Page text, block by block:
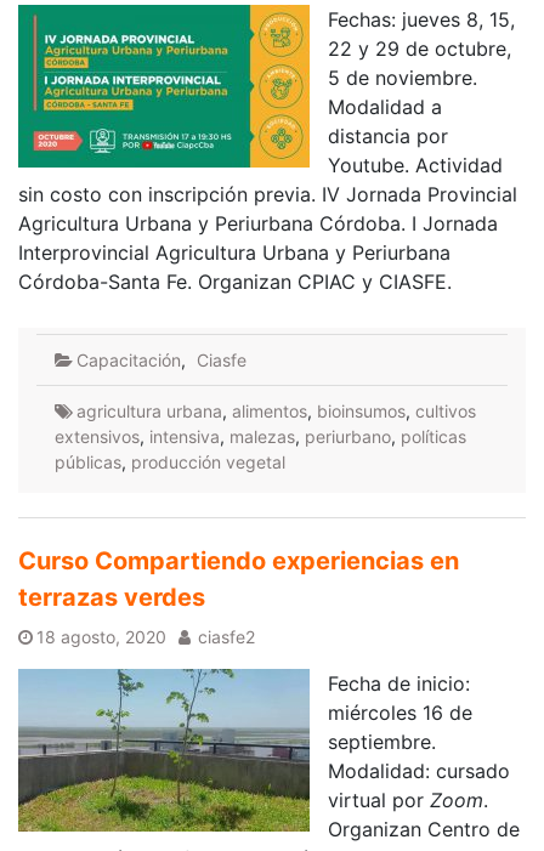
Fechas: jueves 8, 15,
22 y 29 de octubre,
5 de noviembre.
Modalidad a
distancia por
Youtube. Actividad
sin costo con inscripción previa. IV Jornada Provincial
Agricultura Urbana y Periurbana Córdoba. I Jornada
Interprovincial Agricultura Urbana y Periurbana
Córdoba-Santa Fe. Organizan CPIAC y CIASFE.
Capacitación, Ciasfe
agricultura urbana, alimentos, bioinsumos, cultivos
extensivos, intensiva, malezas, periurbano, políticas
públicas, producción vegetal
Curso Compartiendo experiencias en
terrazas verdes
18 agosto, 2020 ciasfe2
Fecha de inicio:
miércoles 16 de
septiembre.
Modalidad: cursado
virtual por Zoom.
Organizan Centro de